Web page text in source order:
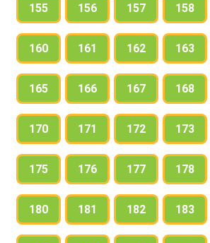
155 156 157 158
160 161 162 163
165 166 167 168
170 171 172 173
175 176 177 178
180 181 182 183